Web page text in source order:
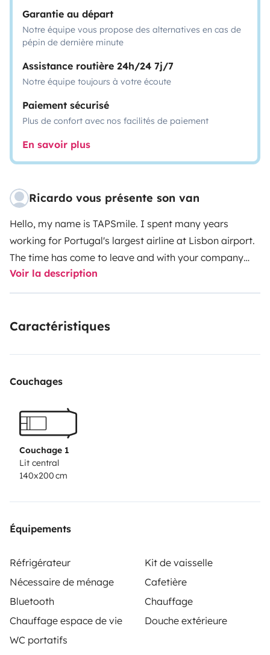
Garantie au départ
Notre équipe vous propose des alternatives en cas de
pépin de dernière minute
Assistance routière 24h/24 7j/7
Notre équipe toujours à votre écoute
Paiement sécurisé
Plus de confort avec nos facilités de paiement
En savoir plus
Ricardo vous présente son van
Hello, my name is TAPSmile. I spent many years
working for Portugal's largest airline at Lisbon airport.
The time has come to leave and with your company
get to know Portugal from north to south. I have
everything you need for a simple but spectacular
Voir la description
Caractéristiques
Couchages
Couchage 1
Lit central
140x200 cm
Équipements
Réfrigérateur
Kit de vaisselle
Nécessaire de ménage
Cafetière
Bluetooth
Chauffage
Chauffage espace de vie
Douche extérieure
WC portatifs